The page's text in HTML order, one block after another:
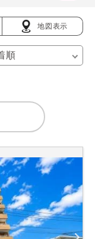
地図表示